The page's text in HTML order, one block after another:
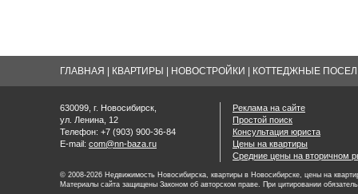
ГЛАВНАЯ КВАРТИРЫ НОВОСТРОЙКИ КОТТЕДЖНЫЕ
630099, г. Новосибирск,
ул. Ленина, 12
Телефон: +7 (903) 900-36-84
E-mail: com@nn-baza.ru
Реклама на сайте
Простой поиск
Консультация юриста
Цены на квартиры
Средние цены на вторичном
© 2008-2026 Недвижимость Новосибирска, квартиры в Новосибирске, цены на
Материалы сайта защищены Законом об авторском праве. При цитировании